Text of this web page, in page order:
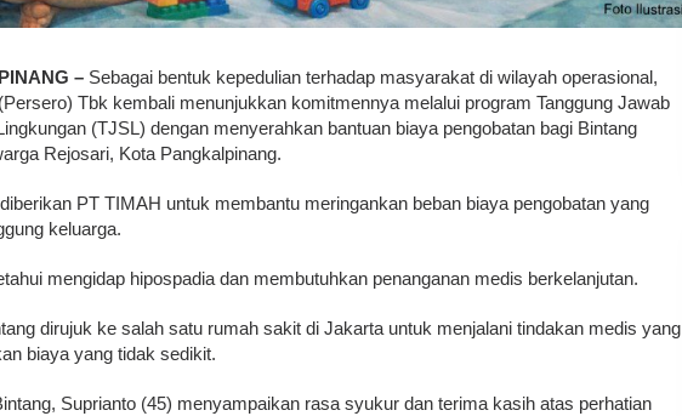
–Sebagai bentuk kepedulian terhadap masyarakat di wilayah operasional,
Tbk kembali menunjukkan komitmennya melalui program Tanggung Jawab
(TJSL) dengan menyerahkan bantuan biaya pengobatan bagi Bintang
Rejosari, Kota Pangkalpinang.
PT TIMAH untuk membantu meringankan beban biaya pengobatan yang
keluarga.
mengidap hipospadia dan membutuhkan penanganan medis berkelanjutan.
dirujuk ke salah satu rumah sakit di Jakarta untuk menjalani tindakan medis yang
biaya yang tidak sedikit.
Suprianto (45) menyampaikan rasa syukur dan terima kasih atas perhatian